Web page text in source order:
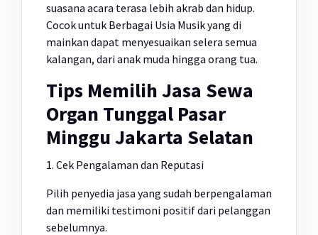
suasana acara terasa lebih akrab dan hidup.
Cocok untuk Berbagai Usia Musik yang di
mainkan dapat menyesuaikan selera semua
kalangan, dari anak muda hingga orang tua.
Tips Memilih Jasa Sewa
Organ Tunggal Pasar
Minggu Jakarta Selatan
1. Cek Pengalaman dan Reputasi
Pilih penyedia jasa yang sudah berpengalaman
dan memiliki testimoni positif dari pelanggan
sebelumnya.